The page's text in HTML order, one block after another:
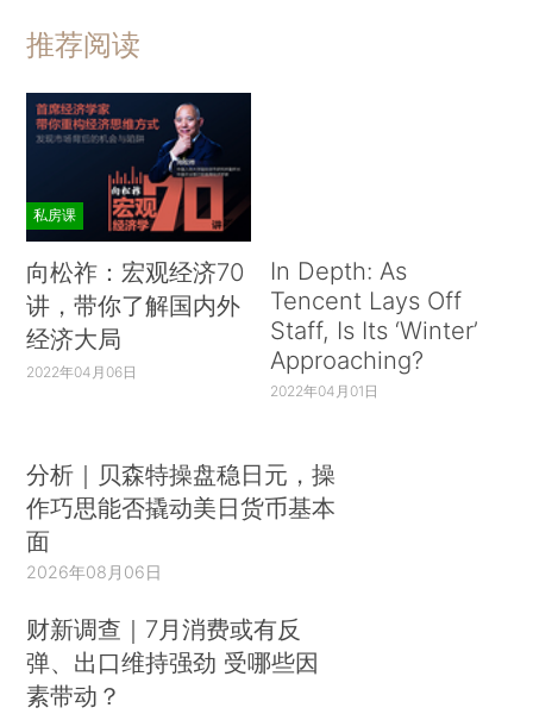
推荐阅读
私房课
向松祚：宏观经济70
讲，带你了解国内外
经济大局
2022年04月06日
In Depth: As
Tencent Lays Off
Staff, Is Its ‘Winter’
Approaching?
2022年04月01日
分析｜贝森特操盘稳日元，操
作巧思能否撬动美日货币基本
面
2026年08月06日
财新调查｜7月消费或有反
弹、出口维持强劲 受哪些因
素带动？